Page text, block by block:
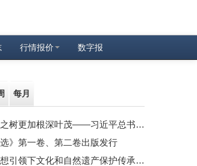
行情报价 数字报
每月
让中朝传统友谊之树更加根深叶茂——习近平总书记对朝鲜进行国事访问纪实
选》第一卷、第二卷出版发行
在习近平文化思想引领下文化和自然遗产保护传承利用工作开创新局面